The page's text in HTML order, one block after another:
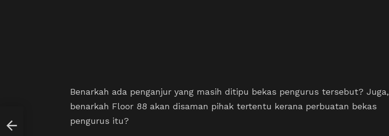
Benarkah ada penganjur yang masih ditipu bekas pengurus tersebut? Juga,
benarkah Floor 88 akan disaman pihak tertentu kerana perbuatan bekas
pengurus itu?